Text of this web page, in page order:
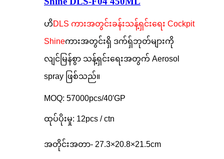
ဟိDLS ကားအတွင်းခန်းသန့်ရှင်းရေး Cockpit
Shineကားအတွင်းရှိ ဒက်ရှ်ဘုတ်များကို
လျင်မြန်စွာ သန့်ရှင်းရေးအတွက် Aerosol
spray ဖြစ်သည်။
MOQ: 57000pcs/40′GP
ထုပ်ပိုးမှု: 12pcs / ctn
အတိုင်းအတာ- 27.3×20.8×21.5cm